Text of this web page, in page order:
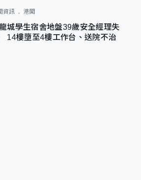
資訊 港聞
城學生宿舍地盤39歲安全經理失
14樓墮至4樓工作台、送院不治